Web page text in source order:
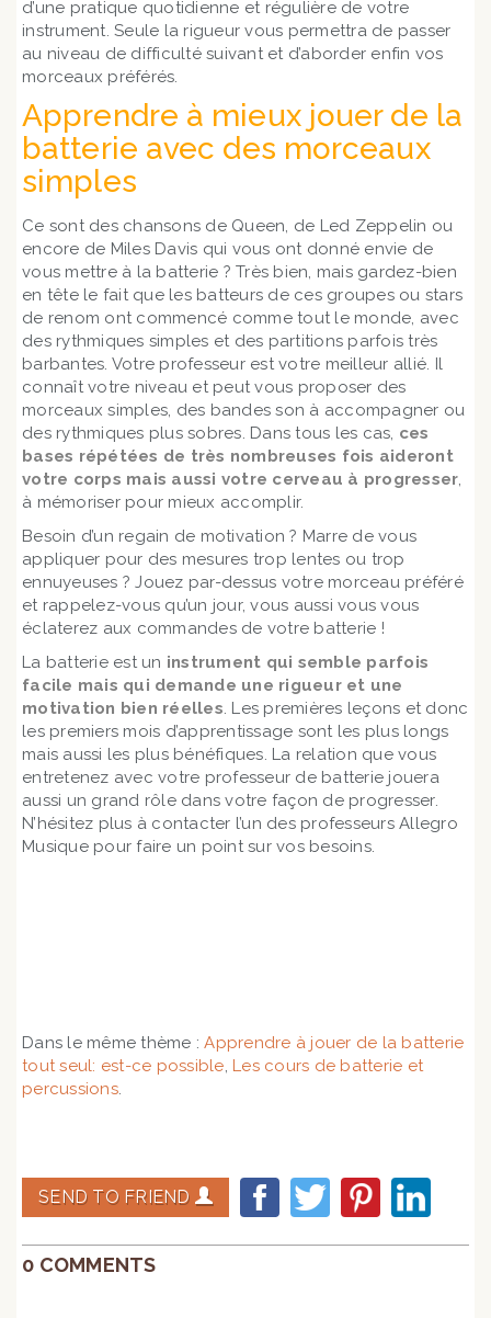
d’une pratique quotidienne et régulière de votre
instrument. Seule la rigueur vous permettra de passer
au niveau de difficulté suivant et d’aborder enfin vos
morceaux préférés.
Apprendre à mieux jouer de la
batterie avec des morceaux
simples
Ce sont des chansons de Queen, de Led Zeppelin ou
encore de Miles Davis qui vous ont donné envie de
vous mettre à la batterie ? Très bien, mais gardez-bien
en tête le fait que les batteurs de ces groupes ou stars
de renom ont commencé comme tout le monde, avec
des rythmiques simples et des partitions parfois très
barbantes. Votre professeur est votre meilleur allié. Il
connaît votre niveau et peut vous proposer des
morceaux simples, des bandes son à accompagner ou
des rythmiques plus sobres. Dans tous les cas, ces
bases répétées de très nombreuses fois aideront
votre corps mais aussi votre cerveau à progresser,
à mémoriser pour mieux accomplir.
Besoin d’un regain de motivation ? Marre de vous
appliquer pour des mesures trop lentes ou trop
ennuyeuses ? Jouez par-dessus votre morceau préféré
et rappelez-vous qu’un jour, vous aussi vous vous
éclaterez aux commandes de votre batterie !
La batterie est un instrument qui semble parfois
facile mais qui demande une rigueur et une
motivation bien réelles. Les premières leçons et donc
les premiers mois d’apprentissage sont les plus longs
mais aussi les plus bénéfiques. La relation que vous
entretenez avec votre professeur de batterie jouera
aussi un grand rôle dans votre façon de progresser.
N’hésitez plus à contacter l’un des professeurs Allegro
Musique pour faire un point sur vos besoins.
Dans le même thème :Apprendre à jouer de la batterie
tout seul: est-ce possible, Les cours de batterie et
percussions.
SEND TO FRIEND
0 COMMENTS